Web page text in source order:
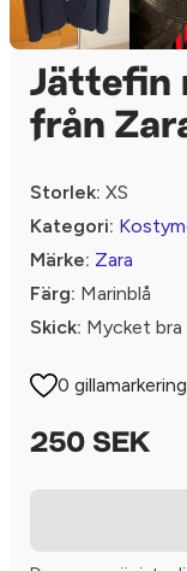
Jättefin
från
Storlek: XS
Kategori:
Märke: Zara
Färg: Marinblå
Skick: Mycket bra
0
250 SEK